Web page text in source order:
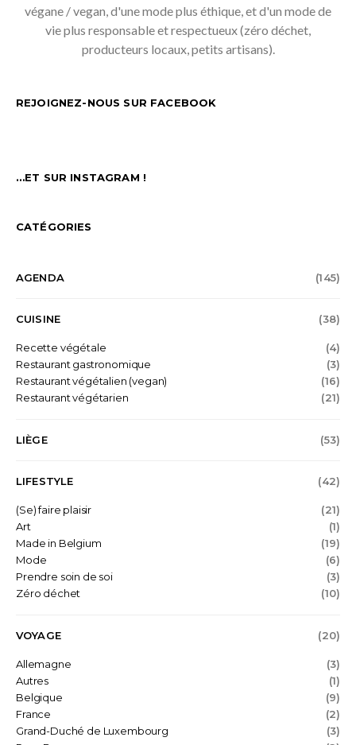
végane / vegan, d'une mode plus éthique, et d'un mode de
vie plus responsable et respectueux (zéro déchet,
producteurs locaux, petits artisans).
REJOIGNEZ-NOUS SUR FACEBOOK
…ET SUR INSTAGRAM !
CATÉGORIES
AGENDA (145)
CUISINE (38)
Recette végétale
(4)
Restaurant gastronomique
(3)
Restaurant végétalien (vegan)
(16)
Restaurant végétarien
(21)
LIÈGE (53)
LIFESTYLE (42)
(Se) faire plaisir
(21)
Art
(1)
Made in Belgium
(19)
Mode
(6)
Prendre soin de soi
(3)
Zéro déchet
(10)
VOYAGE (20)
Allemagne
(3)
Autres
(1)
Belgique
(9)
France
(2)
Grand-Duché de Luxembourg
(3)